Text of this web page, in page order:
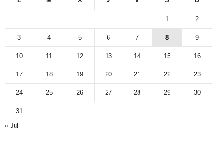
1 2
3 4 5 6 7 8 9
10 11 12 13 14 15 16
17 18 19 20 21 22 23
24 25 26 27 28 29 30
31
« Jul